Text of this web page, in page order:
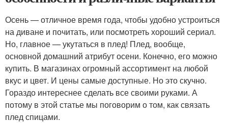
Осень — отличное время года, чтобы удобно устроиться
на диване и почитать, или посмотреть хороший сериал.
Но, главное — укутаться в плед! Плед, вообще,
основной домашний атрибут осени. Конечно, его можно
купить. В магазинах огромный ассортимент на любой
вкус и цвет. И цены самые доступные. Но это скучно.
Гораздо интереснее сделать все своими руками. А
потому в этой статье мы поговорим о том, как связать
плед спицами.